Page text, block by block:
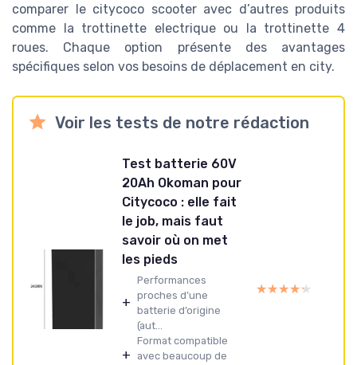
comparer le citycoco scooter avec d’autres produits
comme la trottinette electrique ou la trottinette 4
roues. Chaque option présente des avantages
spécifiques selon vos besoins de déplacement en city.
Voir les tests de notre rédaction
Test batterie 60V
20Ah Okoman pour
Citycoco : elle fait
le job, mais faut
savoir où on met
les pieds
+
Performances
proches d’une
batterie d’origine
(aut...
+
Format compatible
avec beaucoup de
★★★★★
★★★★★